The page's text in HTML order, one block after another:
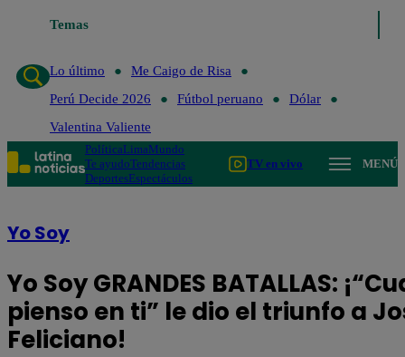
Temas
de Risa Perú Decide 2026
Lo último
Me Caigo de Risa
Perú Decide 2026
Fútbol peruano
Dólar
Valentina Valiente
PolíticaLimaMundo
Te ayudoTendencias
DeportesEspectáculos
TV en vivo MENÚ
Yo Soy
Yo Soy GRANDES BATALLAS:
pienso en ti” le dio el triunfo a
Feliciano!